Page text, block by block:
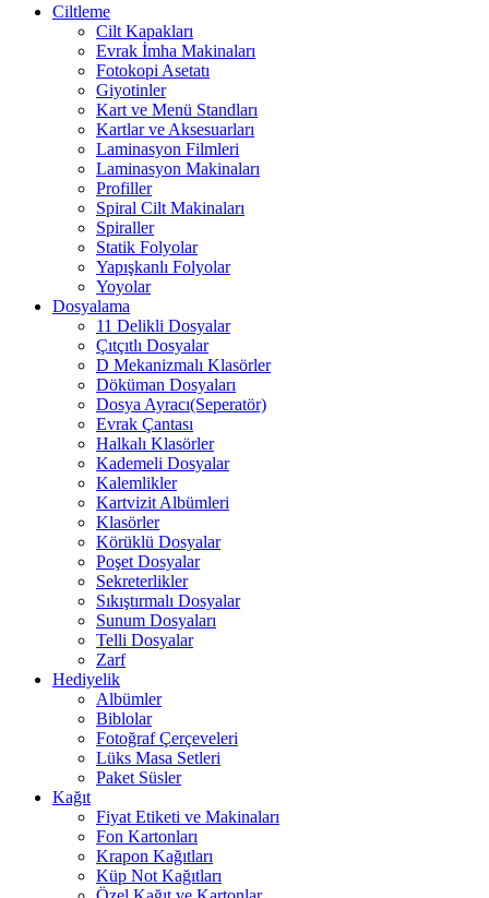
Ciltleme
Cilt Kapakları
Evrak İmha Makinaları
Fotokopi Asetatı
Giyotinler
Kart ve Menü Standları
Kartlar ve Aksesuarları
Laminasyon Filmleri
Laminasyon Makinaları
Profiller
Spiral Cilt Makinaları
Spiraller
Statik Folyolar
Yapışkanlı Folyolar
Yoyolar
Dosyalama
11 Delikli Dosyalar
Çıtçıtlı Dosyalar
D Mekanizmalı Klasörler
Döküman Dosyaları
Dosya Ayracı(Seperatör)
Evrak Çantası
Halkalı Klasörler
Kademeli Dosyalar
Kalemlikler
Kartvizit Albümleri
Klasörler
Körüklü Dosyalar
Poşet Dosyalar
Sekreterlikler
Sıkıştırmalı Dosyalar
Sunum Dosyaları
Telli Dosyalar
Zarf
Hediyelik
Albümler
Biblolar
Fotoğraf Çerçeveleri
Lüks Masa Setleri
Paket Süsler
Kağıt
Fiyat Etiketi ve Makinaları
Fon Kartonları
Krapon Kağıtları
Küp Not Kağıtları